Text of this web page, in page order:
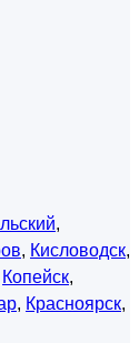
,
, Кисловодск,
Копейск,
, Красноярск,